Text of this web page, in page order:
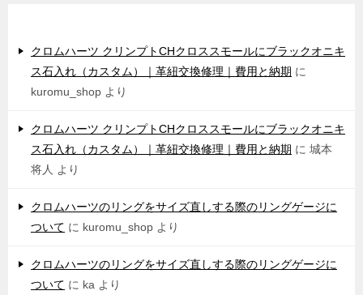
クロムハーツ クリンプトCHクロススモールにブラックオニキ
ス石入れ（カスタム）｜革紐交換修理｜費用と納期 に
kuromu_shop より
クロムハーツ クリンプトCHクロススモールにブラックオニキ
ス石入れ（カスタム）｜革紐交換修理｜費用と納期 に 城本
将人 より
クロムハーツのリングをサイズ直しする際のリングゲージに
ついて に kuromu_shop より
クロムハーツのリングをサイズ直しする際のリングゲージに
ついて に ka より